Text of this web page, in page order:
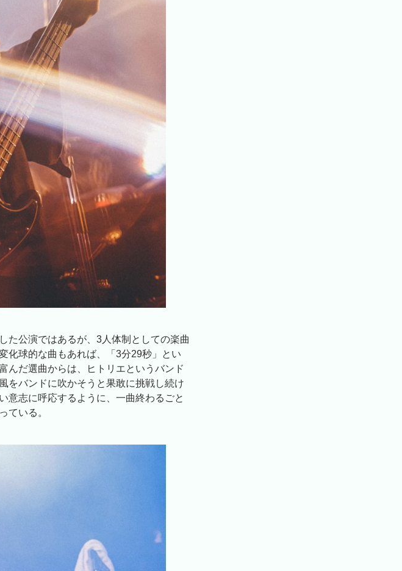
た公演ではあるが、3人体制としての楽曲
化球的な曲もあれば、「3分29秒」とい
んだ選曲からは、ヒトリエというバンド
をバンドに吹かそうと果敢に挑戦し続け
意志に呼応するように、一曲終わるごと
ている。